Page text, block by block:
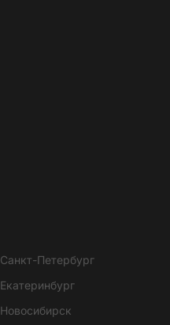
Санкт-Петербург
Екатеринбург
Новосибирск